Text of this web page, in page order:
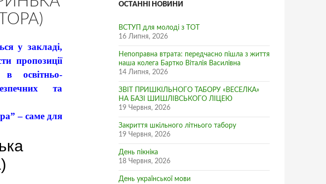
у закладі,
пропозиції
освітньо-
та
– саме для
ОСТАННІ НОВИНИ
ВСТУП для молоді з ТОТ
16 Липня, 2026
Непоправна втрата: передчасно пішла з життя
наша колега Бартко Віталія Василівна
14 Липня, 2026
ЗВІТ ПРИШКІЛЬНОГО ТАБОРУ «ВЕСЕЛКА»
НА БАЗІ ШИШЛІВСЬКОГО ЛІЦЕЮ
19 Червня, 2026
Закриття шкільного літнього табору
19 Червня, 2026
День пікніка
18 Червня, 2026
День української мови